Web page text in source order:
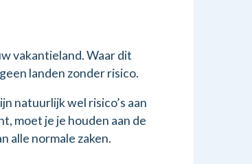
vakantieland. Waar dit
landen zonder risico.
natuurlijk wel risico’s aan
moet je je houden aan de
alle normale zaken.